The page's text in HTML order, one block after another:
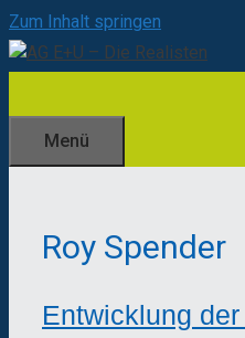
Zum Inhalt springen
Menü
Roy Spender
Entwicklung